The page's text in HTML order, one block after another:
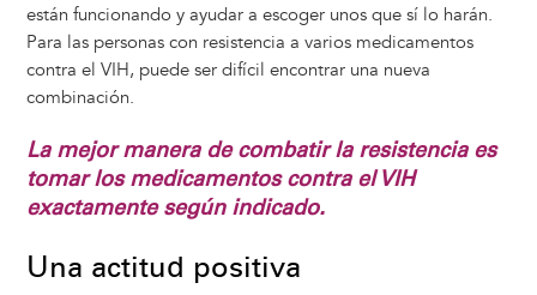
están funcionando y ayudar a escoger unos que sí lo harán.
Para las personas con resistencia a varios medicamentos
contra el VIH, puede ser difícil encontrar una nueva
combinación.
La mejor manera de combatir la resistencia es
tomar los medicamentos contra el VIH
exactamente según indicado.
Una actitud positiva